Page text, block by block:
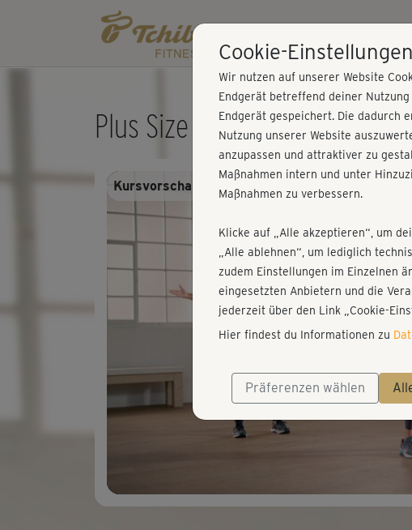
Plus Size 2 - Workout 4
Kursvorschau - Anmelden und alles trainieren!
Cookie-Einstellungen
Wir nutzen auf unserer Website
Endgerät betreffend deiner
Endgerät gespeichert. Die dadurch
Nutzung unserer Website
anzupassen und attraktiver zu
Maßnahmen intern und unter
Maßnahmen zu verbessern.
Klicke auf „Alle akzeptieren“, um
„Alle ablehnen“, um lediglich
zudem Einstellungen im Einzelnen
eingesetzten Anbietern und die
jederzeit über den Link „Cookie-
Hier findest du Informationen zu
Präferenzen wählen